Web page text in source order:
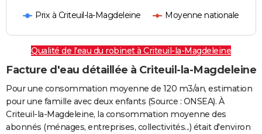
Prix à Criteuil-la-Magdeleine Moyenne nationale
Qualité de l'eau du robinet à Criteuil-la-Magdeleine
Facture d'eau détaillée à Criteuil-la-Magdeleine
Pour une consommation moyenne de 120 m3/an, estimation
pour une famille avec deux enfants (Source : ONSEA). À
Criteuil-la-Magdeleine, la consommation moyenne des
abonnés (ménages, entreprises, collectivités...) était d'environ